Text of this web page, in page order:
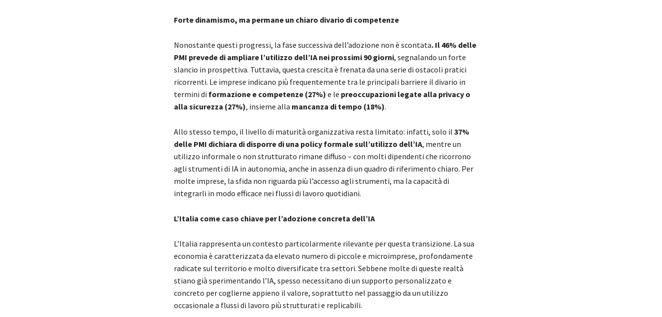
Forte dinamismo, ma permane un chiaro divario di competenze
Nonostante questi progressi, la fase successiva dell’adozione non è scontata. Il 46% delle
PMI prevede di ampliare l’utilizzo dell’IA nei prossimi 90 giorni, segnalando un forte
slancio in prospettiva. Tuttavia, questa crescita è frenata da una serie di ostacoli pratici
ricorrenti. Le imprese indicano più frequentemente tra le principali barriere il divario in
termini di formazione e competenze (27%) e le preoccupazioni legate alla privacy o
alla sicurezza (27%), insieme alla mancanza di tempo (18%).
Allo stesso tempo, il livello di maturità organizzativa resta limitato: infatti, solo il 37%
delle PMI dichiara di disporre di una policy formale sull’utilizzo dell’IA, mentre un
utilizzo informale o non strutturato rimane diffuso – con molti dipendenti che ricorrono
agli strumenti di IA in autonomia, anche in assenza di un quadro di riferimento chiaro. Per
molte imprese, la sfida non riguarda più l’accesso agli strumenti, ma la capacità di
integrarli in modo efficace nei flussi di lavoro quotidiani.
L’Italia come caso chiave per l’adozione concreta dell’IA
L’Italia rappresenta un contesto particolarmente rilevante per questa transizione. La sua
economia è caratterizzata da elevato numero di piccole e microimprese, profondamente
radicate sul territorio e molto diversificate tra settori. Sebbene molte di queste realtà
stiano già sperimentando l’IA, spesso necessitano di un supporto personalizzato e
concreto per coglierne appieno il valore, soprattutto nel passaggio da un utilizzo
occasionale a flussi di lavoro più strutturati e replicabili.